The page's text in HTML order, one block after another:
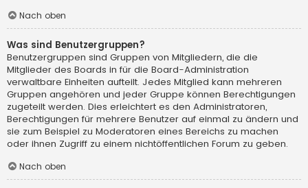
Nach oben
Was sind Benutzergruppen?
Benutzergruppen sind Gruppen von Mitgliedern, die die
Mitglieder des Boards in für die Board-Administration
verwaltbare Einheiten aufteilt. Jedes Mitglied kann mehreren
Gruppen angehören und jeder Gruppe können Berechtigungen
zugeteilt werden. Dies erleichtert es den Administratoren,
Berechtigungen für mehrere Benutzer auf einmal zu ändern und
sie zum Beispiel zu Moderatoren eines Bereichs zu machen
oder ihnen Zugriff zu einem nichtöffentlichen Forum zu geben.
Nach oben